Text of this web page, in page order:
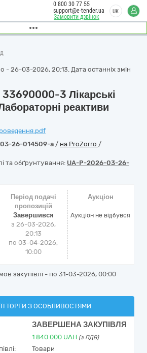
Замовити дзвінок
0 800 30 77 55
support@e-tender.ua
UK
- 26-03-2026, 20:13. Дата останніх змін
3 Лікарські
реактиви
26-014509-a / на ProZorro /
та обґрунтування: UA-P-2026-03-26-
Період подачі
пропозицій
Завершився
з 26-03-2026,
20:13
по 03-04-2026,
10:00
Аукціон
Аукціон не відбувся
закупівлі - по 31-03-2026, 00:00
ТОРГИ З ОСОБЛИВОСТЯМИ
ЗАВЕРШЕНА ЗАКУПІВЛЯ
1 840 000 UAH (з ПДВ)
Товари